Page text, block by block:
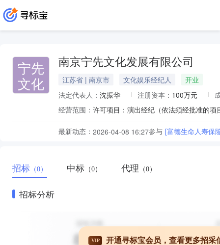
宁先
文化
南京宁先文化发展有限公司
江苏省 | 南京市 文化娱乐经纪人
开业
法定代表人： 沈振华 注册资本： 100万元
经营范围：
最新动态： 2026-04-08 16:27参与 [富德生命人寿保
招标 （0） 中标 （0） 代理 （0）
招标分析
VIP 开通寻标宝会员，查看更多招采